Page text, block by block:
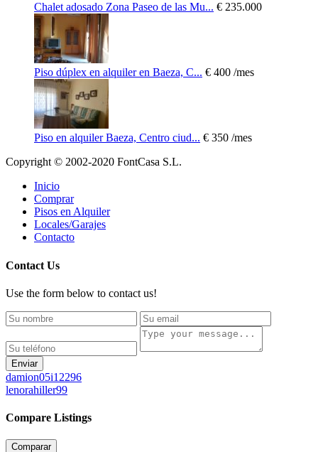
Chalet adosado Zona Paseo de las Mu... € 235.000
Piso dúplex en alquiler en Baeza, C... € 400 /mes
Piso en alquiler Baeza, Centro ciud... € 350 /mes
Copyright © 2002-2020 FontCasa S.L.
Inicio
Comprar
Pisos en Alquiler
Locales/Garajes
Contacto
Contact Us
Use the form below to contact us!
Enviar
damion05i12296
lenorahiller99
Compare Listings
Comparar